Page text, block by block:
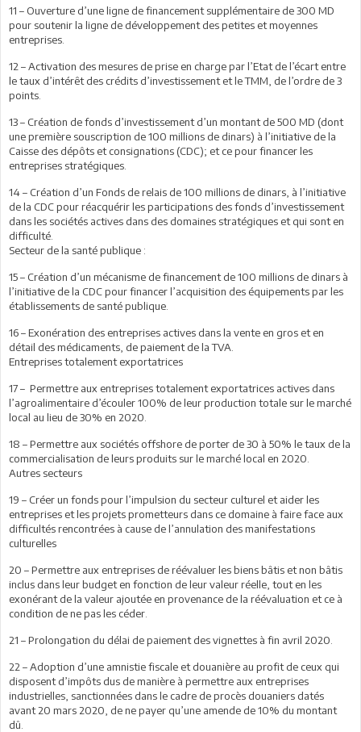
11 – Ouverture d’une ligne de financement supplémentaire de 300 MD
pour soutenir la ligne de développement des petites et moyennes
entreprises.
12 – Activation des mesures de prise en charge par l’Etat de l’écart entre
le taux d’intérêt des crédits d’investissement et le TMM, de l’ordre de 3
points.
13 – Création de fonds d’investissement d’un montant de 500 MD (dont
une première souscription de 100 millions de dinars) à l’initiative de la
Caisse des dépôts et consignations (CDC); et ce pour financer les
entreprises stratégiques.
14 – Création d’un Fonds de relais de 100 millions de dinars, à l’initiative
de la CDC pour réacquérir les participations des fonds d’investissement
dans les sociétés actives dans des domaines stratégiques et qui sont en
difficulté.
Secteur de la santé publique :
15 – Création d’un mécanisme de financement de 100 millions de dinars à
l’initiative de la CDC pour financer l’acquisition des équipements par les
établissements de santé publique.
16 – Exonération des entreprises actives dans la vente en gros et en
détail des médicaments, de paiement de la TVA.
Entreprises totalement exportatrices
17 – Permettre aux entreprises totalement exportatrices actives dans
l’agroalimentaire d’écouler 100% de leur production totale sur le marché
local au lieu de 30% en 2020.
18 – Permettre aux sociétés offshore de porter de 30 à 50% le taux de la
commercialisation de leurs produits sur le marché local en 2020.
Autres secteurs
19 – Créer un fonds pour l’impulsion du secteur culturel et aider les
entreprises et les projets prometteurs dans ce domaine à faire face aux
difficultés rencontrées à cause de l’annulation des manifestations
culturelles
20 – Permettre aux entreprises de réévaluer les biens bâtis et non bâtis
inclus dans leur budget en fonction de leur valeur réelle, tout en les
exonérant de la valeur ajoutée en provenance de la réévaluation et ce à
condition de ne pas les céder.
21 – Prolongation du délai de paiement des vignettes à fin avril 2020.
22 – Adoption d’une amnistie fiscale et douanière au profit de ceux qui
disposent d’impôts dus de manière à permettre aux entreprises
industrielles, sanctionnées dans le cadre de procès douaniers datés
avant 20 mars 2020, de ne payer qu’une amende de 10% du montant
dû.